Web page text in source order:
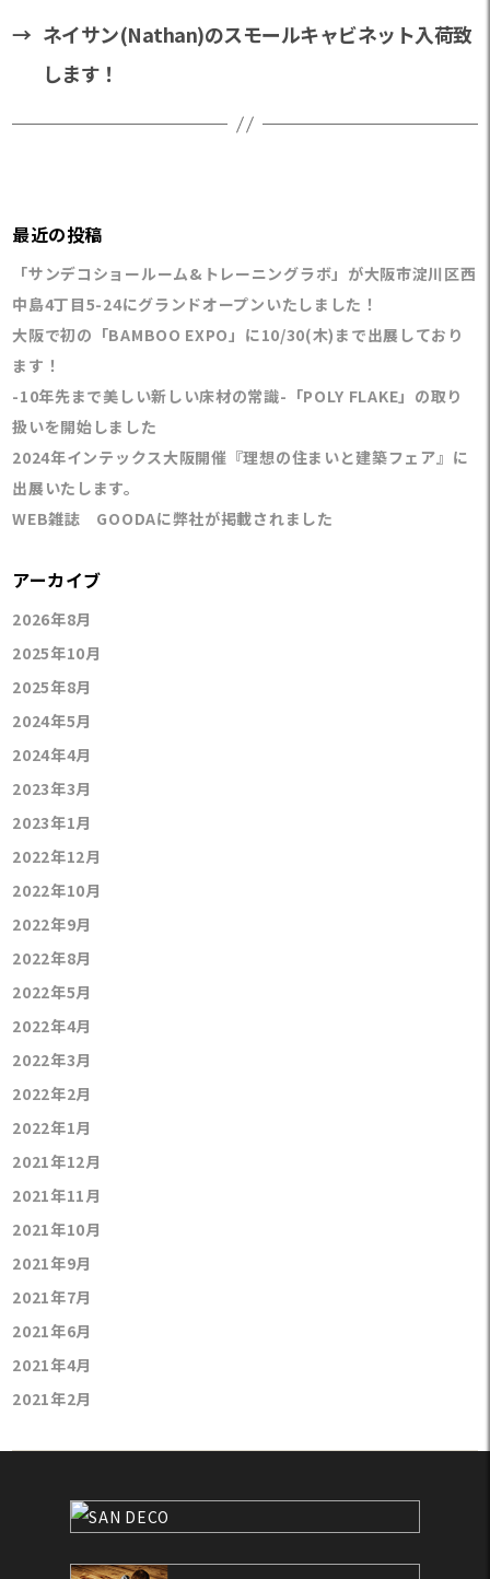
→ ネイサン(Nathan)のスモールキャビネット入荷致
します！
最近の投稿
「サンデコショールーム&トレーニングラボ」が大阪市淀川区西
中島4丁目5-24にグランドオープンいたしました！
大阪で初の「BAMBOO EXPO」に10/30(木)まで出展しており
ます！
-10年先まで美しい新しい床材の常識-「POLY FLAKE」の取り
扱いを開始しました
2024年インテックス大阪開催『理想の住まいと建築フェア』に
出展いたします。
WEB雑誌 GOODAに弊社が掲載されました
アーカイブ
2026年8月
2025年10月
2025年8月
2024年5月
2024年4月
2023年3月
2023年1月
2022年12月
2022年10月
2022年9月
2022年8月
2022年5月
2022年4月
2022年3月
2022年2月
2022年1月
2021年12月
2021年11月
2021年10月
2021年9月
2021年7月
2021年6月
2021年4月
2021年2月